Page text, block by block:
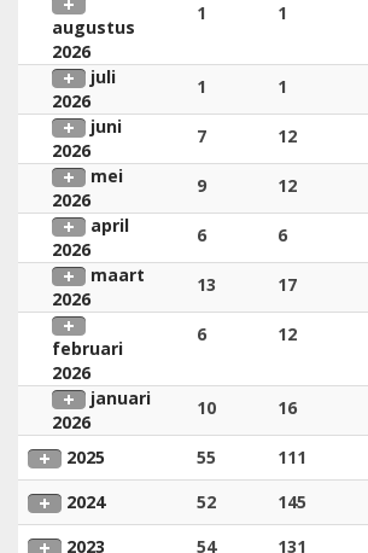
augustus
2026
1 1
juli
2026
1 1
juni
2026
7 12
mei
2026
9 12
april
2026
6 6
maart
2026
13 17
februari
2026
6 12
januari
2026
10 16
2025 55 111
2024
52 145
2023
54 131